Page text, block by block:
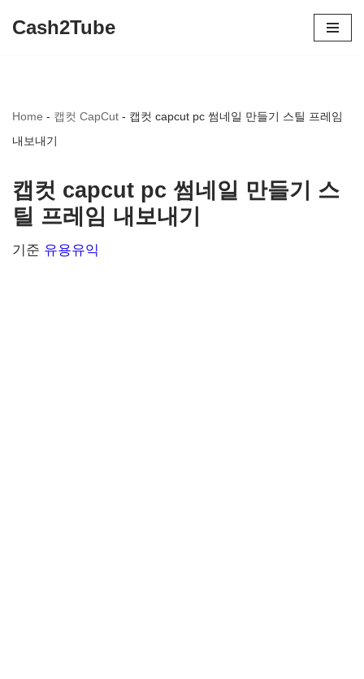
로
건
뛰
기
Cash2Tube
Home - 캡컷 CapCut - 캡컷 capcut pc 썸네일 만들기 스틸 프레임
내보내기
캡컷 capcut pc 썸네일 만들기 스
틸 프레임 내보내기
기준 유용유익